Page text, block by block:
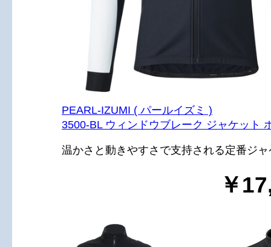
PEARL-IZUMI ( パールイズミ )
3500-BL ウィンドウブレーク ジャケット
温かさと動きやすさで支持される定番ジ
￥